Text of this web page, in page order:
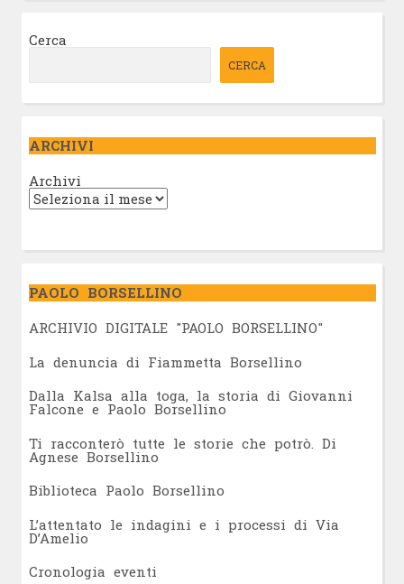
Cerca
CERCA
ARCHIVI
Archivi
PAOLO BORSELLINO
ARCHIVIO DIGITALE "PAOLO BORSELLINO"
La denuncia di Fiammetta Borsellino
Dalla Kalsa alla toga, la storia di Giovanni
Falcone e Paolo Borsellino
Ti racconterò tutte le storie che potrò. Di
Agnese Borsellino
Biblioteca Paolo Borsellino
L’attentato le indagini e i processi di Via
D’Amelio
Cronologia eventi